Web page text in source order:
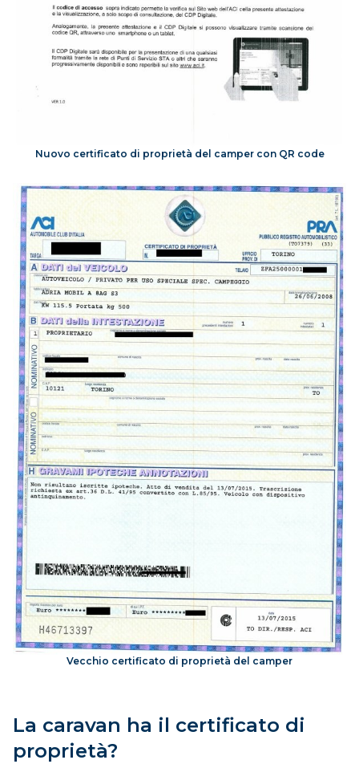
Nuovo certificato di proprietà del camper con QR code
Vecchio certificato di proprietà del camper
La caravan ha il certificato di
proprietà?